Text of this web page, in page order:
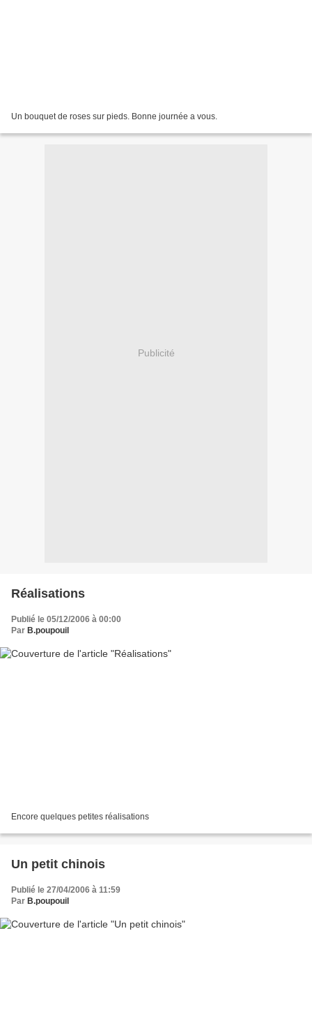
Un bouquet de roses sur pieds. Bonne journée a vous.
Publicité
Réalisations
Publié le 05/12/2006 à 00:00
Par B.poupouil
Encore quelques petites réalisations
Un petit chinois
Publié le 27/04/2006 à 11:59
Par B.poupouil